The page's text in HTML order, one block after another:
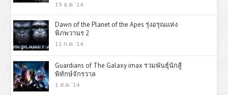
19 ธ.ค. '14
Dawn of the Planet of the Apes รุ่งอรุณแห่ง
พิภพวานร 2
11 ก.ค. '14
Guardians of The Galaxy imax รวมพันธุ์นักสู้
พิทักษ์จักรวาล
1 ส.ค. '14